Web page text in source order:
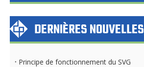
DERNIÈRES NOUVELLES
Principe de fonctionnement du SVG